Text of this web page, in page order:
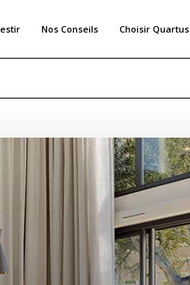
Nos Conseils Choisir Quartus